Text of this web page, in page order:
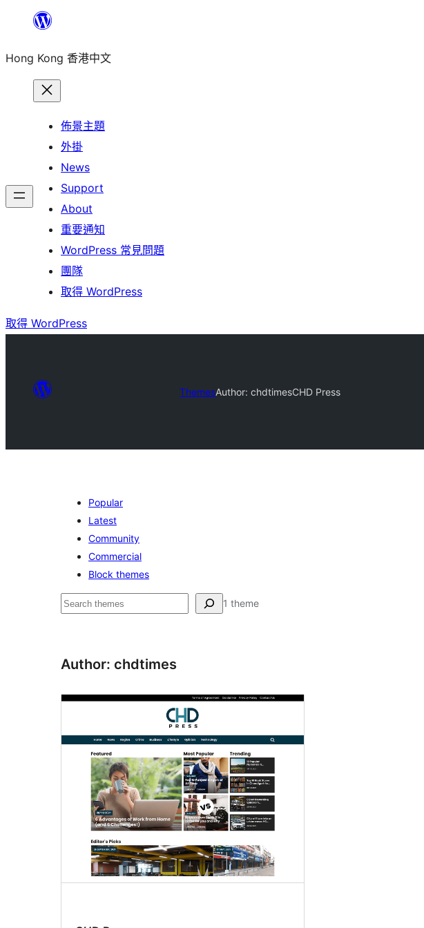
主
Hong Kong 香港中文
佈景主題
外掛
News
Support
About
重要通知
WordPress 常見問題
團隊
取得 WordPress
取得 WordPress
ThemesAuthor: chdtimesCHD Press
Popular
Latest
Community
Commercial
Block themes
搜
1 theme
Author: chdtimes